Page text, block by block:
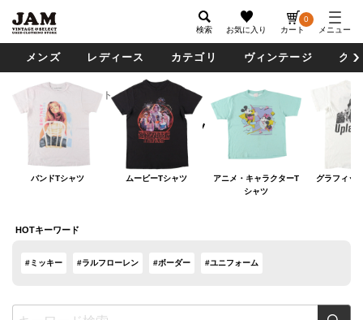
検索 お気に入り カート
0
メニュー
メンズ レディース カテゴリ ヴィンテージ グ
トップス Tシャツ
Tシャツ
バンドTシャツ ムービーTシャツ
アニメ・キャラクターT
シャツ
グラフィッ
HOTキーワード
#ミッキー #ラルフローレン #ボーダー #ユニフォーム